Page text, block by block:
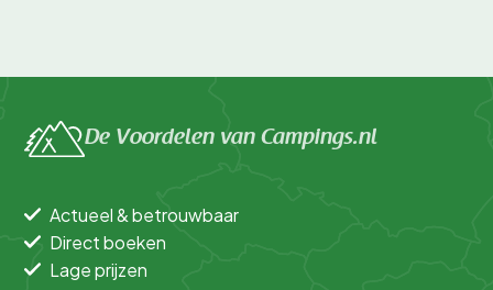
De Voordelen van Campings.nl
Actueel & betrouwbaar
Direct boeken
Lage prijzen